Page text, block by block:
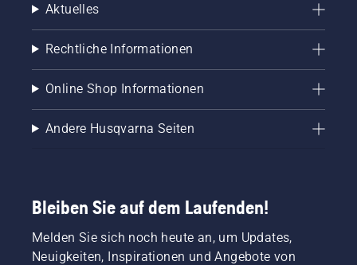
Aktuelles
Rechtliche Informationen
Online Shop Informationen
Andere Husqvarna Seiten
Bleiben Sie auf dem Laufenden!
Melden Sie sich noch heute an, um Updates,
Neuigkeiten, Inspirationen und Angebote von